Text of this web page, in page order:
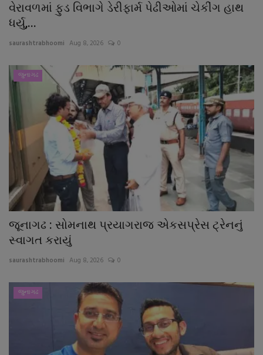
વેરાવળમાં ફુડ વિભાગે ડેરીફાર્મ પેઢીઓમાં ચેકીંગ હાથ
ધર્યુ,...
saurashtrabhoomi Aug 8, 2026 0
જુનાગઢ
જૂનાગઢ : સોમનાથ પ્રયાગરાજ એકસપ્રેસ ટ્રેનનું
સ્વાગત કરાયું
saurashtrabhoomi Aug 8, 2026 0
જુનાગઢ